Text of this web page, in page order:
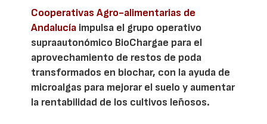
Cooperativas Agro-alimentarias de
Andalucía impulsa el grupo operativo
supraautonómico BioChargae para el
aprovechamiento de restos de poda
transformados en biochar, con la ayuda de
microalgas para mejorar el suelo y aumentar
la rentabilidad de los cultivos leñosos.